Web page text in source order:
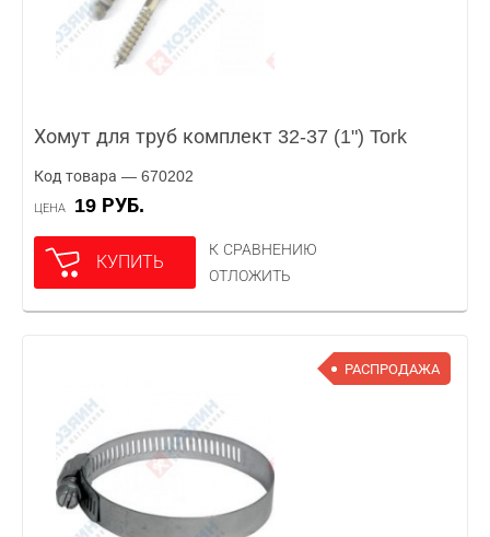
Хомут для труб комплект 32-37 (1") Tork
Код товара — 670202
ЦЕНА 19 РУБ.
КУПИТЬ
К СРАВНЕНИЮ
ОТЛОЖИТЬ
РАСПРОДАЖА